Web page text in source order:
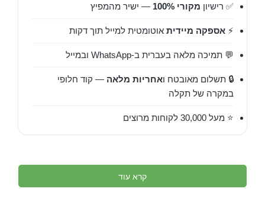
✅ רישיון מקורי 100% — ישיר מהמפיץ
⚡ אספקה מיידית אוטומטית למייל תוך דקות
💬 תמיכה מלאה בעברית ב-WhatsApp ובמייל
🔒 תשלום מאובטח ואחריות מלאה — קוד חלופי
במקרה של תקלה
⭐ מעל 30,000 לקוחות מרוצים
קרא עוד